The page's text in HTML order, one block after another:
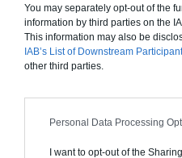
You may separately opt-out of the
information by third parties on the
This information may also be
IAB’s List of Downstream
other third parties.
Personal Data Processing
I want to opt-out of the
Demander une Estimation
PRIX AU M² SELON